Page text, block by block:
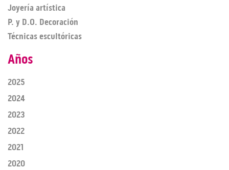
Joyería artística
P. y D.O. Decoración
Técnicas escultóricas
Años
2025
2024
2023
2022
2021
2020